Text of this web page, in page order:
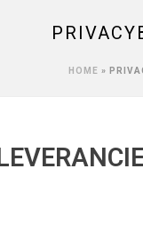
HOME »